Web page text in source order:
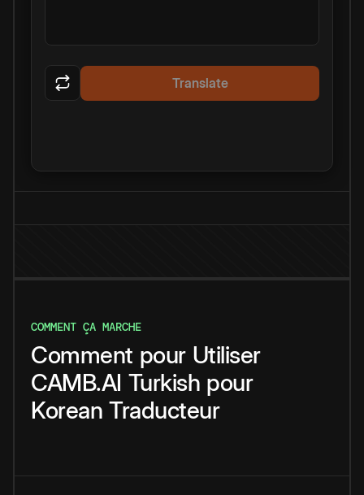
Translate
COMMENT ÇA MARCHE
Comment pour Utiliser
CAMB.AI Turkish pour
Korean Traducteur